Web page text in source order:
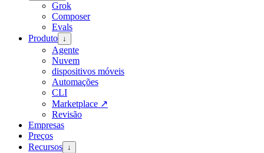
Grok
Composer
Evals
Produto ↓
Agente
Nuvem
dispositivos móveis
Automações
CLI
Marketplace ↗
Revisão
Empresas
Preços
Recursos ↓